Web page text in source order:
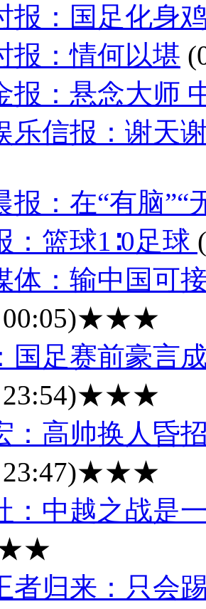
报：国足化身
报：情何以堪
报：悬念大师
乐信报：谢天
报：在“有脑”“
：篮球1∶0足球
体：输中国可
★★★
国足赛前豪言
★★★
：高帅换人昏
★★★
：中越之战是
者归来：只会